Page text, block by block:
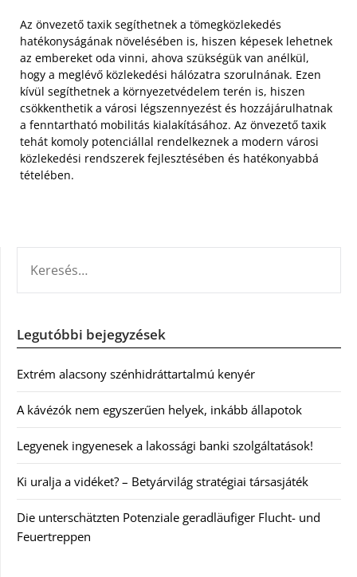
Az önvezető taxik segíthetnek a tömegközlekedés
hatékonyságának növelésében is, hiszen képesek lehetnek
az embereket oda vinni, ahova szükségük van anélkül,
hogy a meglévő közlekedési hálózatra szorulnának. Ezen
kívül segíthetnek a környezetvédelem terén is, hiszen
csökkenthetik a városi légszennyezést és hozzájárulhatnak
a fenntartható mobilitás kialakításához. Az önvezető taxik
tehát komoly potenciállal rendelkeznek a modern városi
közlekedési rendszerek fejlesztésében és hatékonyabbá
tételében.
Legutóbbi bejegyzések
Extrém alacsony szénhidráttartalmú kenyér
A kávézók nem egyszerűen helyek, inkább állapotok
Legyenek ingyenesek a lakossági banki szolgáltatások!
Ki uralja a vidéket? – Betyárvilág stratégiai társasjáték
Die unterschätzten Potenziale geradläufiger Flucht- und
Feuertreppen